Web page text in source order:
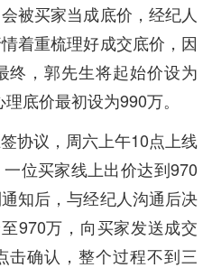
被买家当成底价，经纪人
着重梳理好成交底价，因
终，郭先生将起始价设为
底价最初设为990万。
议，周六上午10点上线
位买家线上出价达到970
知后，与经纪人沟通后决
970万，向买家发送成交
击确认，整个过程不到三